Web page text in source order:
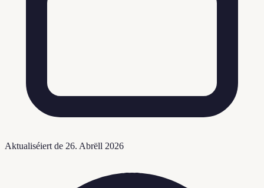
Aktualiséiert de 26. Abrëll 2026